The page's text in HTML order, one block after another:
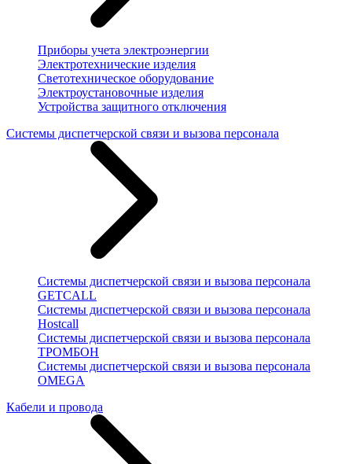
Приборы учета электроэнергии
Электротехнические изделия
Светотехническое оборудование
Электроустановочные изделия
Устройства защитного отключения
Системы диспетчерской связи и вызова персонала
Системы диспетчерской связи и вызова персонала
GETCALL
Системы диспетчерской связи и вызова персонала
Hostcall
Системы диспетчерской связи и вызова персонала
ТРОМБОН
Системы диспетчерской связи и вызова персонала
OMEGA
Кабели и провода